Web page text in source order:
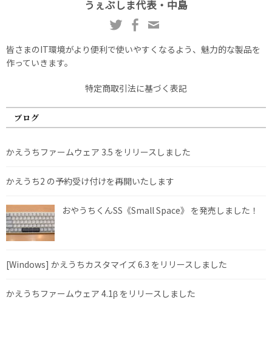
うぇぶしま代表・中島
皆さまのIT環境がより便利で使いやすくなるよう、魅力的な製品を
作っていきます。
特定商取引法に基づく表記
ブログ
かえうちファームウェア 3.5 をリリースしました
かえうち2 の予約受け付けを再開いたします
おやうちくんSS《Small Space》 を発売しました！
[Windows] かえうちカスタマイズ 6.3 をリリースしました
かえうちファームウェア 4.1β をリリースしました